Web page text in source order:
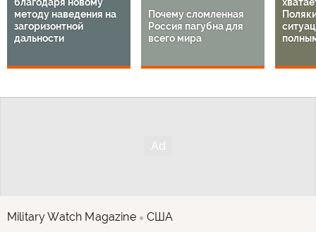
благодаря новому
методу наведения на
загоризонтной
дальности
Почему сломленная
Россия пагубна для
всего мира
Military Watch Magazine США